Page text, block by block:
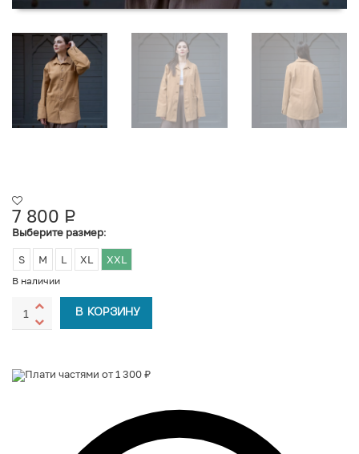
7 800 Р
УБ.
Выберите размер:
S M L XL XXL
В наличии
В КОРЗИНУ
Плати частями от 1 300 ₽